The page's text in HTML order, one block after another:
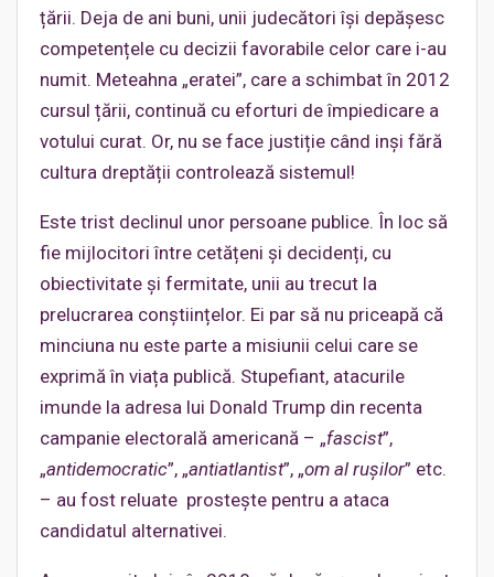
țării. Deja de ani buni, unii judecători își depășesc
competențele cu decizii favorabile celor care i-au
numit. Meteahna „eratei”, care a schimbat în 2012
cursul țării, continuă cu eforturi de împiedicare a
votului curat. Or, nu se face justiție când inși fără
cultura dreptății controlează sistemul!
Este trist declinul unor persoane publice. În loc să
fie mijlocitori între cetățeni și decidenți, cu
obiectivitate și fermitate, unii au trecut la
prelucrarea conștiințelor. Ei par să nu priceapă că
minciuna nu este parte a misiunii celui care se
exprimă în viața publică. Stupefiant, atacurile
imunde la adresa lui Donald Trump din recenta
campanie electorală americană – „fascist”,
„antidemocratic”, „antiatlantist”, „om al rușilor” etc.
– au fost reluate prostește pentru a ataca
candidatul alternativei.